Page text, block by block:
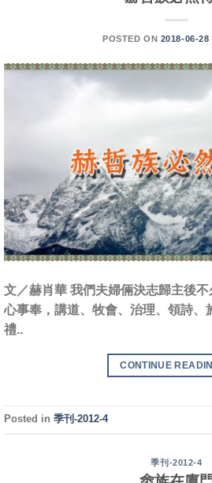
POSTED ON 2018-06-28
文／赫肖華 我們夫婦倆決志歸主後
心事奉，講道、牧會、治理、領詩、
禮..
CONTINUE
Posted in 季刊-2012-4
季刊-2012-4